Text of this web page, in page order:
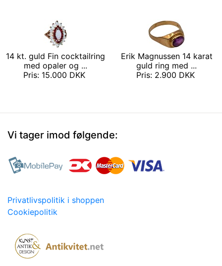
14 kt. guld Fin cocktailring
med opaler og ...
Pris: 15.000 DKK
Erik Magnussen 14 karat
guld ring med ...
Pris: 2.900 DKK
Vi tager imod følgende:
Privatlivspolitik i shoppen
Cookiepolitik